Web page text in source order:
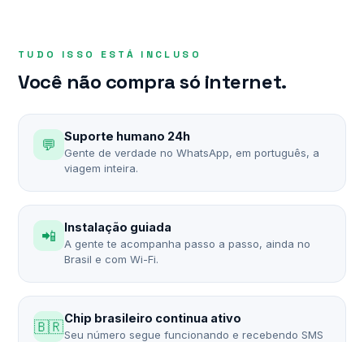
TUDO ISSO ESTÁ INCLUSO
Você não compra só internet.
💬 Suporte humano 24h
Gente de verdade no WhatsApp, em português, a
viagem inteira.
📲 Instalação guiada
A gente te acompanha passo a passo, ainda no
Brasil e com Wi-Fi.
🇧🇷Chip brasileiro continua ativo
Seu número segue funcionando e recebendo SMS